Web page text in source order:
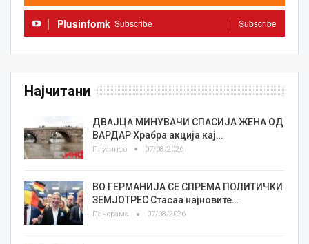
Plusinfomk Subscribe Subscribe
Најчитани
ДВАЈЦА МИНУВАЧИ СПАСИЈА ЖЕНА ОД
ВАРДАР Храбра акција кај…
Плусинфо 07/08/2026
ВО ГЕРМАНИЈА СЕ СПРЕМА ПОЛИТИЧКИ
ЗЕМЈОТРЕС Стасаа најновите…
Панорама 07/08/2026